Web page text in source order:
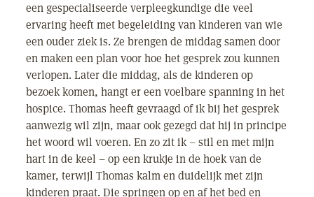
een gespecialiseerde verpleegkundige die veel
ervaring heeft met begeleiding van kinderen van wie
een ouder ziek is. Ze brengen de middag samen door
en maken een plan voor hoe het gesprek zou kunnen
verlopen. Later die middag, als de kinderen op
bezoek komen, hangt er een voelbare spanning in het
hospice. Thomas heeft gevraagd of ik bij het gesprek
aanwezig wil zijn, maar ook gezegd dat hij in principe
het woord wil voeren. En zo zit ik – stil en met mijn
hart in de keel – op een krukje in de hoek van de
kamer, terwijl Thomas kalm en duidelijk met zijn
kinderen praat. Die springen op en af het bed en